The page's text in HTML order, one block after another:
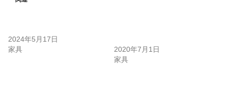
2024年5月17日
家具
2020年7月1日
家具